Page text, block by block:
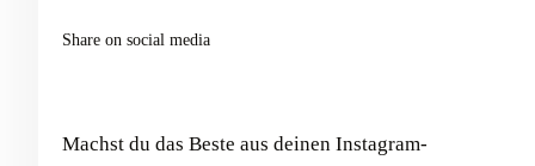
Share on social media
Machst du das Beste aus deinen Instagram-